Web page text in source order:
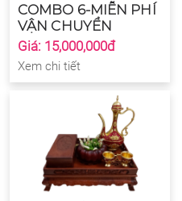
COMBO 6-MIỄN PHÍ
VẬN CHUYỂN
Giá: 15,000,000đ
Xem chi tiết